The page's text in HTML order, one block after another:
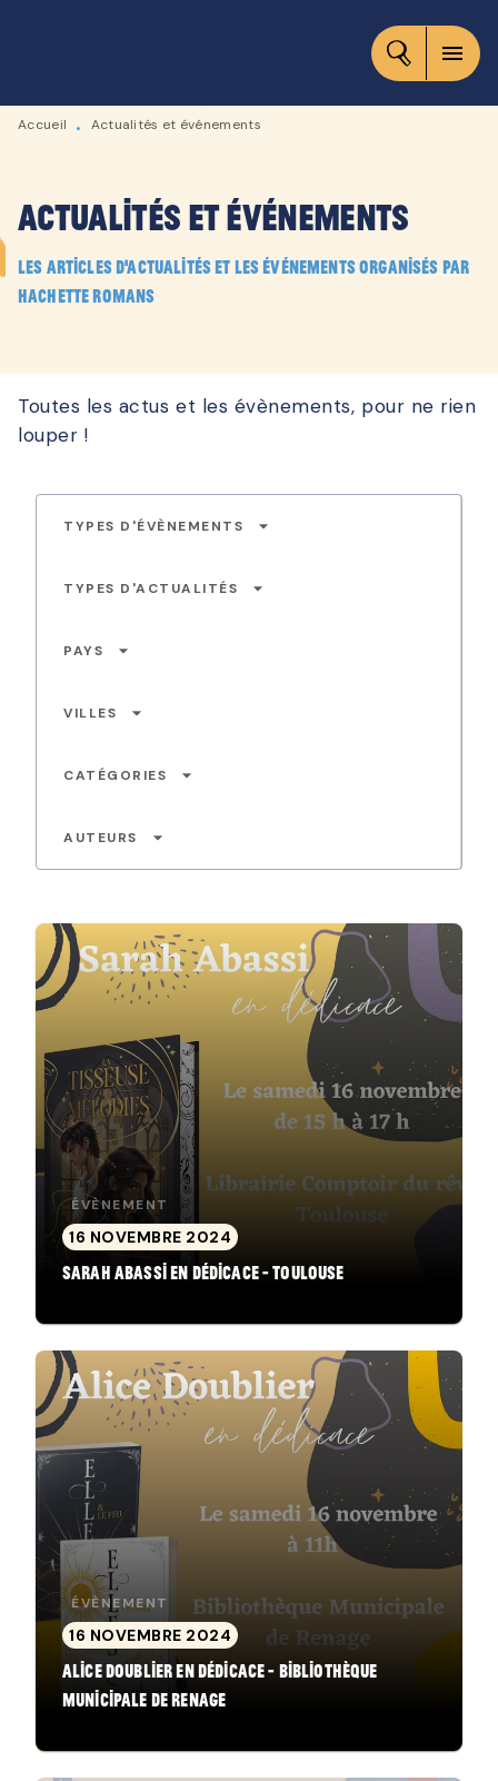
CONTENU
menu
Accueil • Actualités et événements
Actualités et événements
Les articles d'actualités et les événements organisés par
Hachette Romans
Toutes les actus et les évènements, pour ne rien
louper !
TYPES D'ÉVÈNEMENTS arrow_drop_down
TYPES D'ACTUALITÉS arrow_drop_down
PAYS arrow_drop_down
VILLES arrow_drop_down
CATÉGORIES arrow_drop_down
AUTEURS arrow_drop_down
ÉVÈNEMENT
16 NOVEMBRE 2024
Sarah Abassi en dédicace - Toulouse
ÉVÈNEMENT
16 NOVEMBRE 2024
Alice Doublier en dédicace - Bibliothèque
Municipale de Renage